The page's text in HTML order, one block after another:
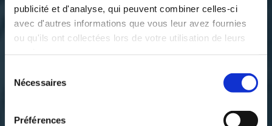
publicité et d'analyse, qui peuvent combiner celles-ci
avec d'autres informations que vous leur avez fournies
ou qu'ils ont collectées lors de votre utilisation de leurs
Nécessaires
Préférences